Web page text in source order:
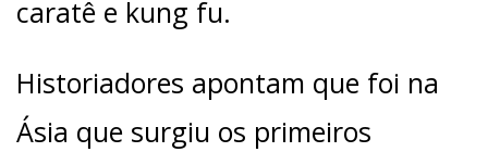
caratê e kung fu.
Historiadores apontam que foi na
Ásia que surgiu os primeiros